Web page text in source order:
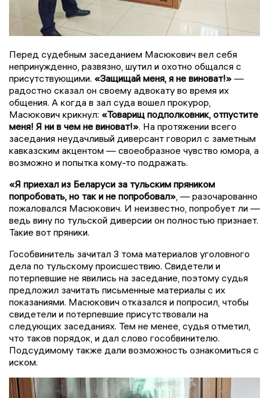
Перед судебным заседанием Масюкович вел себя
непринужденно, развязно, шутил и охотно общался с
присутствующими. «Защищай меня, я не виноват!» —
радостно сказал он своему адвокату во время их
общения. А когда в зал суда вошел прокурор,
Масюкович крикнул: «Товарищ подполковник, отпустите
меня! Я ни в чем не виноват!». На протяжении всего
заседания неудачливый диверсант говорил с заметным
кавказским акцентом — своеобразное чувство юмора, а
возможно и попытка кому-то подражать.
«Я приехал из Беларуси за тульским пряником
попробовать, но так и не попробовал» , — разочарованно
пожаловался Масюкович. И неизвестно, попробует ли —
ведь вину по тульской диверсии он полностью признает.
Такие вот пряники.
Гособвинитель зачитал 3 тома материалов уголовного
дела по тульскому происшествию. Свидетели и
потерпевшие не явились на заседание, поэтому судья
предложил зачитать письменные материалы с их
показаниями. Масюкович отказался и попросил, чтобы
свидетели и потерпевшие присутствовали на
следующих заседаниях. Тем не менее, судья отметил,
что таков порядок, и дал слово гособвинителю.
Подсудимому также дали возможность ознакомиться с
иском.